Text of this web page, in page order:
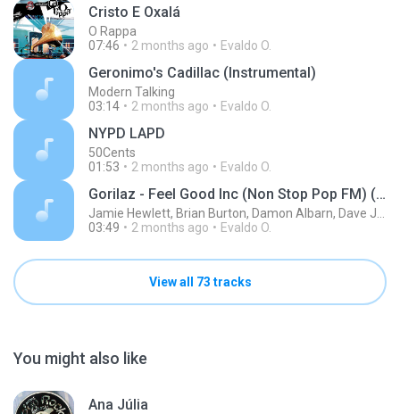
Cristo E Oxalá
O Rappa
07:46
2 months ago Evaldo O.
Geronimo's Cadillac (Instrumental)
Modern Talking
03:14
2 months ago Evaldo O.
NYPD LAPD
50Cents
01:53
2 months ago Evaldo O.
Gorilaz - Feel Good Inc (Non Stop Pop FM) (GTA V)
03:49
2 months ago Evaldo O.
View all 73 tracks
You might also like
Ana Júlia